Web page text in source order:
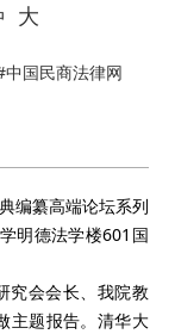
大
中国民商法律网
编纂高端论坛系列
明德法学楼601国
究会会长、我院教
主题报告。清华大